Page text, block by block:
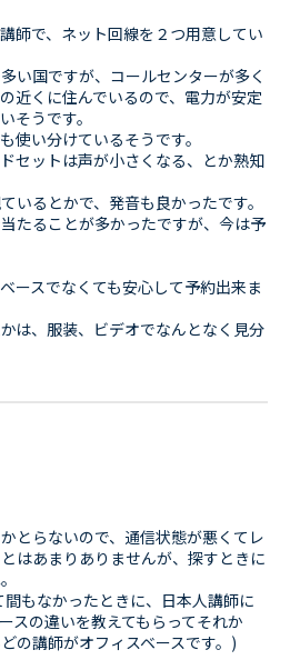
師で、ネット回線を２つ用意してい
い国ですが、コールセンターが多く
近くに住んでいるので、電力が安定
そうです。
使い分けているそうです。
セットは声が小さくなる、とか熟知
いるとかで、発音も良かったです。
たることが多かったですが、今は予
ースでなくても安心して予約出来ま
は、服装、ビデオでなんとなく見分
とらないので、通信状態が悪くてレ
はあまりありませんが、探すときに
もなかったときに、日本人講師に
スの違いを教えてもらってそれか
の講師がオフィスベースです。)